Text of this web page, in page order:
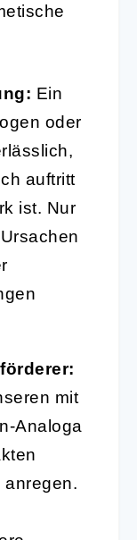
Ein
oder
auftritt
ist. Nur
mit
Analoga
anregen.